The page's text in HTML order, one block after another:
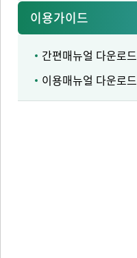
이용가이드
간편매뉴얼 다운로드
이용매뉴얼 다운로드